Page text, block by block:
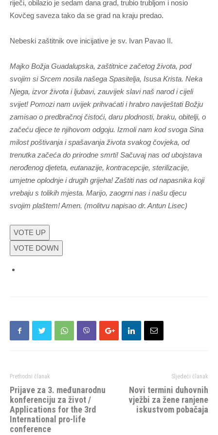
riječi, obilazio je sedam dana grad, trubio trubljom i nosio
Kovčeg saveza tako da se grad na kraju predao.
Nebeski zaštitnik ove inicijative je sv. Ivan Pavao II.
Majko Božja Guadalupska, zaštitnice začetog života, pod
svojim si Srcem nosila našega Spasitelja, Isusa Krista. Neka
Njega, izvor života i ljubavi, zauvijek slavi naš narod i cijeli
svijet! Pomozi nam uvijek prihvaćati i hrabro naviještati Božju
zamisao o predbračnoj čistoći, daru plodnosti, braku, obitelji, o
začeću djece te njihovom odgoju. Izmoli nam kod svoga Sina
milost poštivanja i spašavanja života svakog čovjeka, od
trenutka začeća do prirodne smrti! Sačuvaj nas od ubojstava
nerođenog djeteta, eutanazije, kontracepcije, sterilizacije,
umjetne oplodnje i drugih grijeha! Zaštiti nas od napasnika koji
vrebaju s tolikih mjesta. Marijo, zaogrni nas i našu djecu
svojim plaštem! Amen. (molitvu napisao dr. Antun Lisec)
VOTE UP
VOTE DOWN
Prethodni članak
Prijave za 3. međunarodnu
konferenciju za život /
Applications for the 3rd
International pro-life
conference
Sljedeći članak
Novi termini duhovnih
vježbi za žene ranjene
iskustvom pobačaja